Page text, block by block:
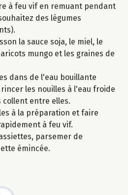
à feu vif en remuant pendant
des légumes
la sauce soja, le miel, le
mungo et les graines de
dans de l'eau bouillante
les nouilles à l'eau froide
entre elles.
à la préparation et faire
à feu vif.
parsemer de
émincée.